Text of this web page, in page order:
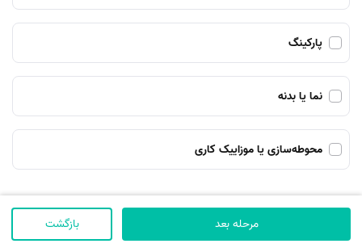
پارکینگ
نما یا بدنه
محوطه‌سازی یا موزاییک کاری
مرحله بعد بازگشت